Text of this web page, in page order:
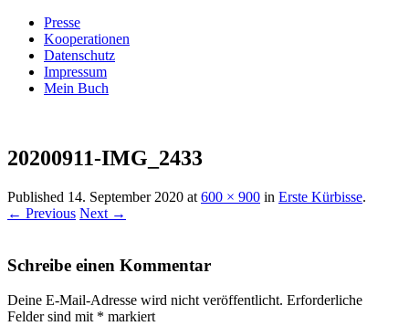
Presse
Kooperationen
Datenschutz
Impressum
Mein Buch
Villa König
20200911-IMG_2433
Published 14. September 2020 at 600 × 900 in Erste Kürbisse.
← Previous Next →
Schreibe einen Kommentar
Deine E-Mail-Adresse wird nicht veröffentlicht. Erforderliche
Felder sind mit * markiert